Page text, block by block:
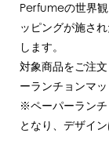
Perfumeの世界
ッピングが施さ
します。
対象商品をご注
ーランチョンマ
※ペーパーラン
となり、デザイ